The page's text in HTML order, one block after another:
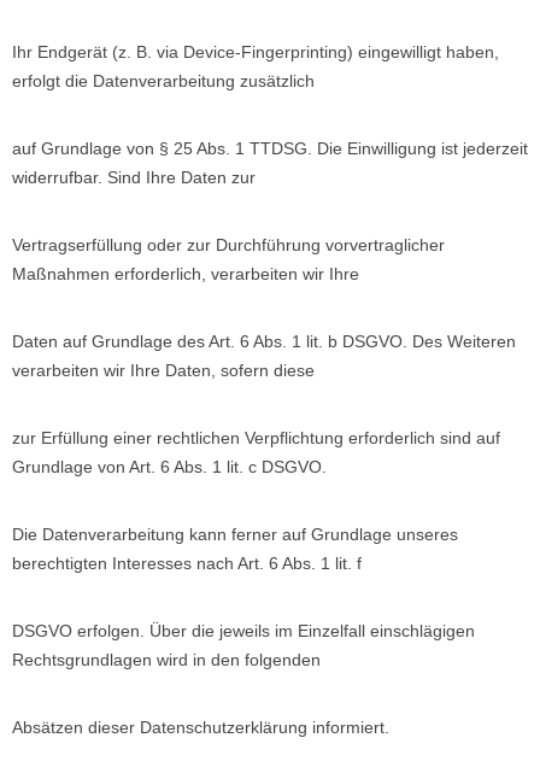
Ihr Endgerät (z. B. via Device-Fingerprinting) eingewilligt haben,
erfolgt die Datenverarbeitung zusätzlich
auf Grundlage von § 25 Abs. 1 TTDSG. Die Einwilligung ist jederzeit
widerrufbar. Sind Ihre Daten zur
Vertragserfüllung oder zur Durchführung vorvertraglicher
Maßnahmen erforderlich, verarbeiten wir Ihre
Daten auf Grundlage des Art. 6 Abs. 1 lit. b DSGVO. Des Weiteren
verarbeiten wir Ihre Daten, sofern diese
zur Erfüllung einer rechtlichen Verpflichtung erforderlich sind auf
Grundlage von Art. 6 Abs. 1 lit. c DSGVO.
Die Datenverarbeitung kann ferner auf Grundlage unseres
berechtigten Interesses nach Art. 6 Abs. 1 lit. f
DSGVO erfolgen. Über die jeweils im Einzelfall einschlägigen
Rechtsgrundlagen wird in den folgenden
Absätzen dieser Datenschutzerklärung informiert.